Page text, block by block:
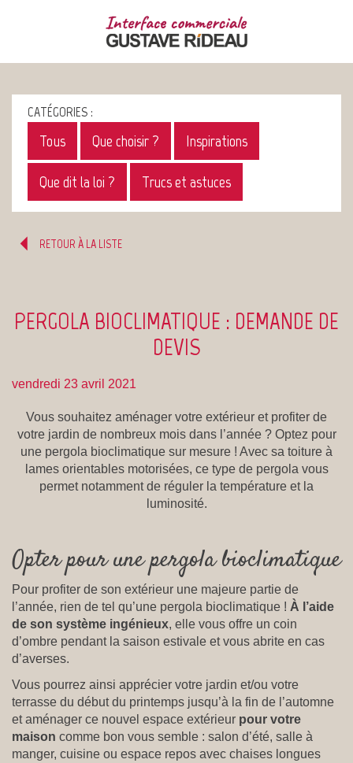
CATÉGORIES :
Tous Que choisir ? Inspirations
Que dit la loi ? Trucs et astuces
RETOUR À LA LISTE
PERGOLA BIOCLIMATIQUE : DEMANDE DE
DEVIS
vendredi 23 avril 2021
Vous souhaitez aménager votre extérieur et profiter de
votre jardin de nombreux mois dans l’année ? Optez pour
une pergola bioclimatique sur mesure ! Avec sa toiture à
lames orientables motorisées, ce type de pergola vous
permet notamment de réguler la température et la
luminosité.
Opter pour une pergola bioclimatique
Pour profiter de son extérieur une majeure partie de
l’année, rien de tel qu’une pergola bioclimatique ! À l’aide
de son système ingénieux, elle vous offre un coin
d’ombre pendant la saison estivale et vous abrite en cas
d’averses.
Vous pourrez ainsi apprécier votre jardin et/ou votre
terrasse du début du printemps jusqu’à la fin de l’automne
et aménager ce nouvel espace extérieur pour votre
maison comme bon vous semble : salon d’été, salle à
manger, cuisine ou espace repos avec chaises longues